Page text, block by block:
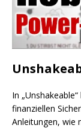
In
finanziellen
Anleitungen, wie